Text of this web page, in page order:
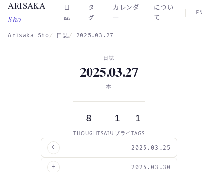
Skip to main content
ARISAKA
Sho
日
誌
タ
グ
カレンダ
ー
につい
て
EN
Arisaka Sho 日誌 2025.03.27
← 2025.03.25
日誌
2025.03.27
木
8
THOUGHTS
1
AIリプライ
1
TAGS
2025.03.30
→